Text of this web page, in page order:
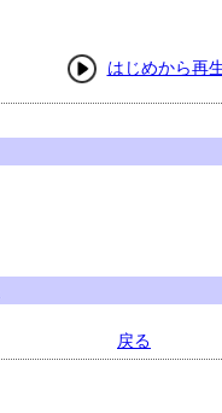
はじめから再
戻る